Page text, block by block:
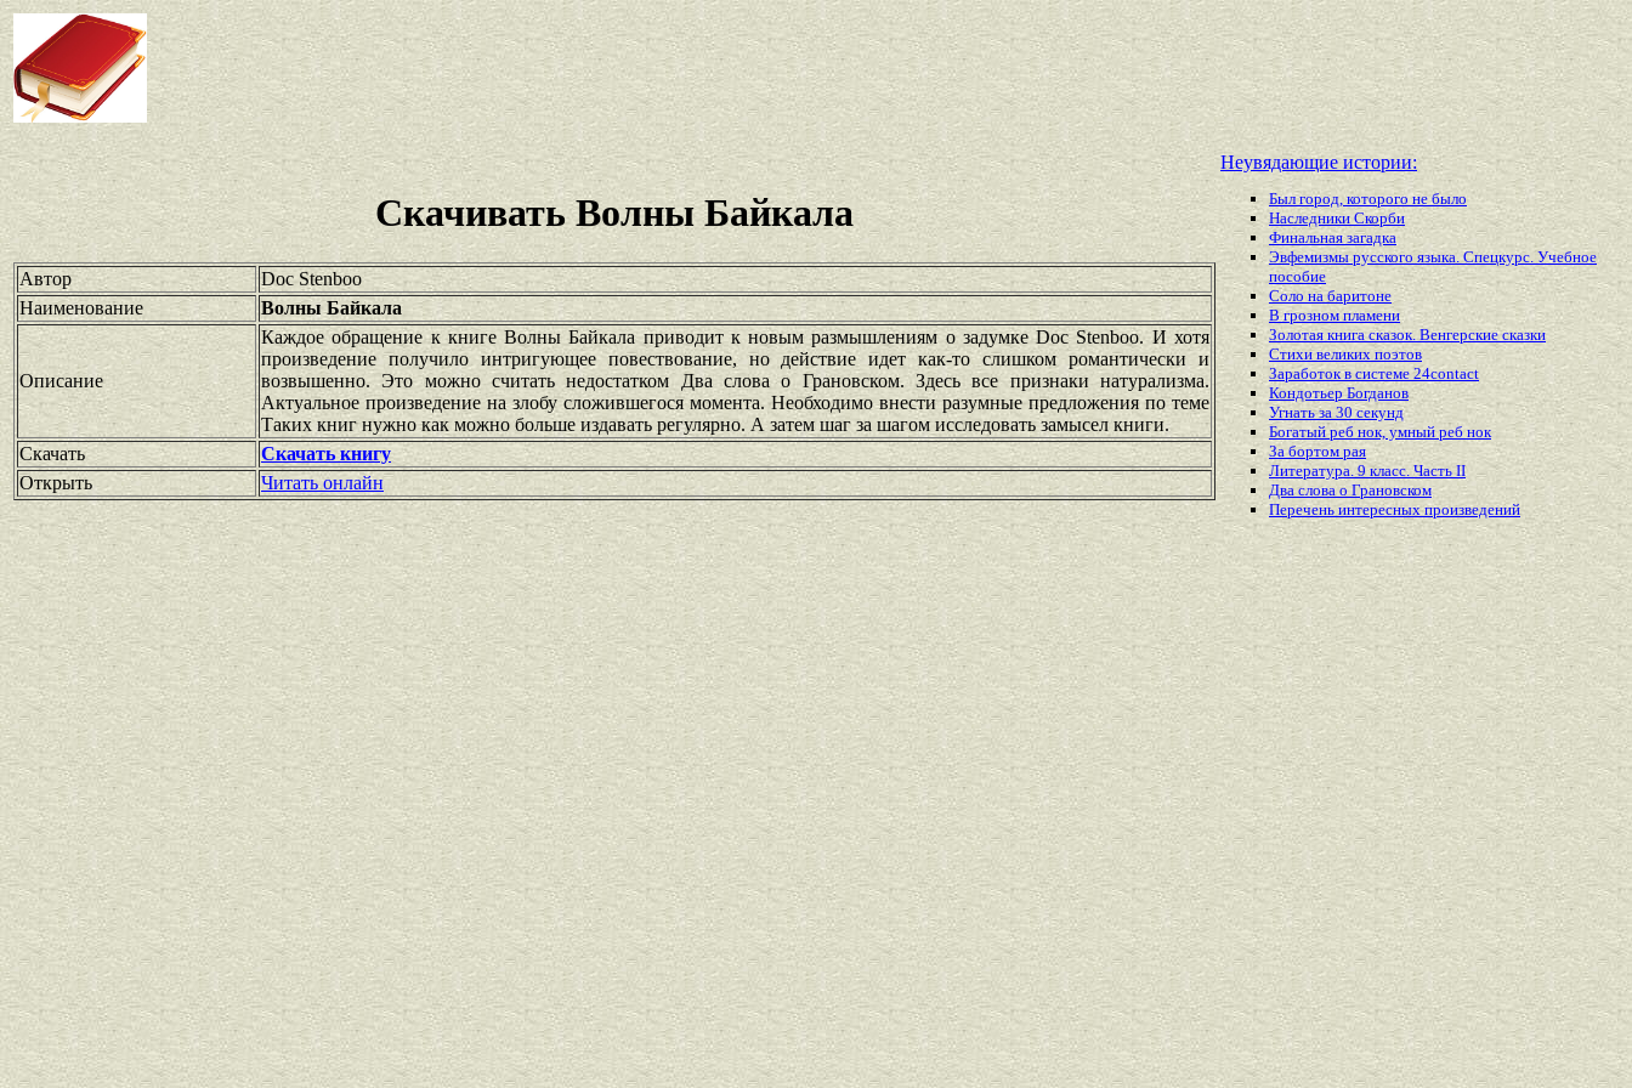
Скачивать Волны Байкала
Автор
Doc Stenboo
Наименование
Волны Байкала
Описание
Каждое обращение к книге Волны Байкала приводит к новым размышлениям о задумке Doc Stenboo. И хотя
произведение получило интригующее повествование, но действие идет как-то слишком романтически и
возвышенно. Это можно считать недостатком Два слова о Грановском. Здесь все признаки натурализма.
Актуальное произведение на злобу сложившегося момента. Необходимо внести разумные предложения по теме
Таких книг нужно как можно больше издавать регулярно. А затем шаг за шагом исследовать замысел книги.
Скачать
Скачать книгу
Открыть
Читать онлайн
Неувядающие истории:
Был город, которого не было
Наследники Скорби
Финальная загадка
Эвфемизмы русского языка. Спецкурс. Учебное
пособие
Соло на баритоне
В грозном пламени
Золотая книга сказок. Венгерские сказки
Стихи великих поэтов
Заработок в системе 24contact
Кондотьер Богданов
Угнать за 30 секунд
Богатый реб нок, умный реб нок
За бортом рая
Литература. 9 класс. Часть II
Два слова о Грановском
Перечень интересныхпроизведений